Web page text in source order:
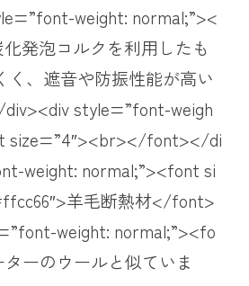
weight: normal;”><
発泡コルクを利用したも
く、遮音や防振性能が高い
style=”font-weigh
size=”4″><br></font></di
weight: normal;”><font si
羊毛断熱材</font>
weight: normal;”><fo
ーのウールと似ていま